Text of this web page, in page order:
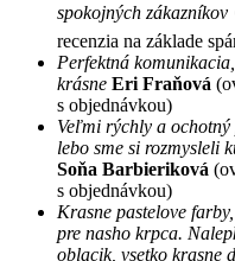
spokojných
recenzia na základe
Perfektná
krásne Eri Fraňová
s objednávkou)
Veľmi rýchly a
lebo sme si rozmysleli
Soňa Barbieriková
s objednávkou)
Krasne pastelove
pre nasho krpca.
oblacik, vsetko krasne